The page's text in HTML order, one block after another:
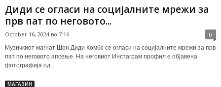
Диди се огласи на социјалните мрежи за
прв пат по неговото...
October 16, 2024 во 7:16 0
Музичкиот магнат Шон Диди Комбс се огласи на социјалните мрежи за прв
пат по неговото апсење. На неговиот Инстаграм профил е објавена
фотографија од...
МАГАЗИН